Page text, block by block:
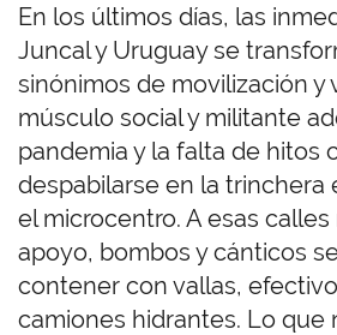
En los últimos días, las
Juncal y Uruguay se
sinónimos de movilización y
músculo social y militante
pandemia y la falta de hitos
despabilarse en la trinchera
el microcentro. A esas
apoyo, bombos y cánticos
contener con vallas,
camiones hidrantes. Lo que